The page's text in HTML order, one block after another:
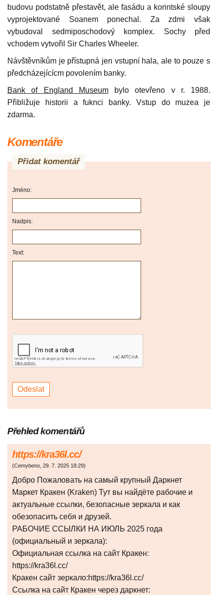
budovu podstatně přestavět, ale fasádu a korintské sloupy
vyprojektované Soanem ponechal. Za zdmi však
vybudoval sedmiposchodový komplex. Sochy před
vchodem vytvořil Sir Charles Wheeler.
Návštěvníkům je přístupná jen vstupní hala, ale to pouze s
předcházejícícm povolením banky.
Bank of England Museumbylo otevřeno v r. 1988.
Přibližuje historii a fuknci banky. Vstup do muzea je
zdarma.
Komentáře
Přidat komentář
Jméno:
Nadpis:
Text:
Přehled komentářů
https://kra36l.cc/
(Cemybeno, 29. 7. 2025 18:29)
Добро Пожаловать на самый крупный Даркнет
Маркет Кракен (Kraken) Тут вы найдёте рабочие и
актуальные ссылки, безопасные зеркала и как
обезопасить себя и друзей.
РАБОЧИЕ ССЫЛКИ НА ИЮЛЬ 2025 года
(официальный и зеркала):
Официальная ссылка на сайт Кракен:
https://kra36l.cc/
Кракен сайт зеркало:https://kra36l.cc/
Ссылка на сайт Кракен через даркнет: